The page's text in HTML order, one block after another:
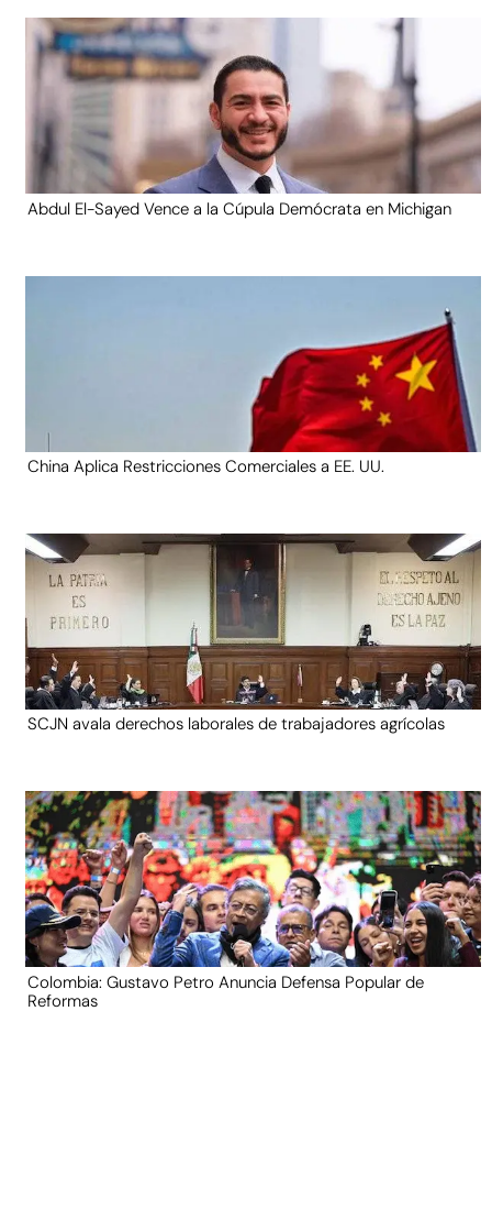
Abdul El-Sayed Vence a la Cúpula Demócrata en Michigan
China Aplica Restricciones Comerciales a EE. UU.
SCJN avala derechos laborales de trabajadores agrícolas
Colombia: Gustavo Petro Anuncia Defensa Popular de
Reformas